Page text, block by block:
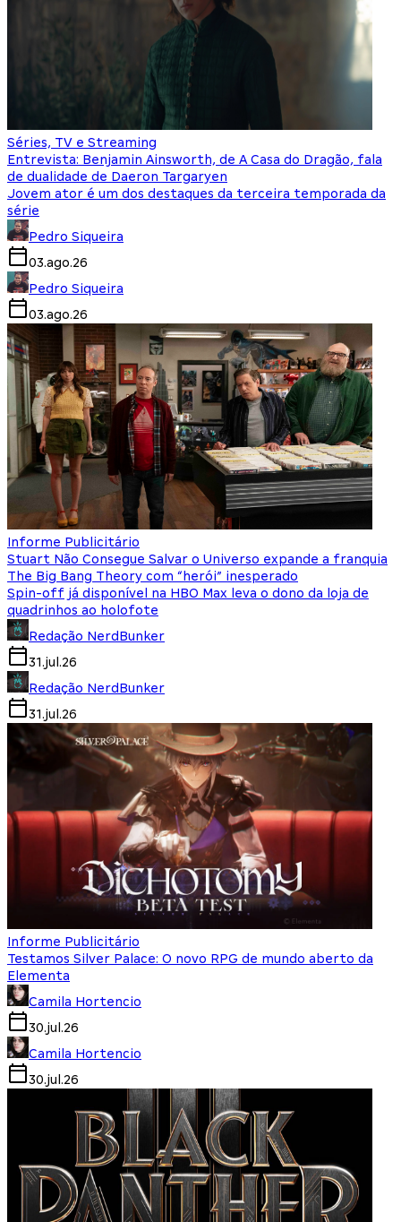
Séries, TV e Streaming
Entrevista: Benjamin Ainsworth, de A Casa do Dragão, fala
de dualidade de Daeron Targaryen
Jovem ator é um dos destaques da terceira temporada da
série
Pedro Siqueira
03.ago.26
Pedro Siqueira
03.ago.26
Informe Publicitário
Stuart Não Consegue Salvar o Universo expande a franquia
The Big Bang Theory com “herói” inesperado
Spin-off já disponível na HBO Max leva o dono da loja de
quadrinhos ao holofote
Redação NerdBunker
31.jul.26
Redação NerdBunker
31.jul.26
Informe Publicitário
Testamos Silver Palace: O novo RPG de mundo aberto da
Elementa
Camila Hortencio
30.jul.26
Camila Hortencio
30.jul.26